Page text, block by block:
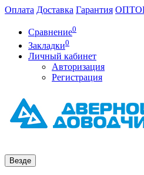
Оплата Доставка Гарантия
Сравнение0
Закладки0
Личный кабинет
Авторизация
Регистрация
Везде